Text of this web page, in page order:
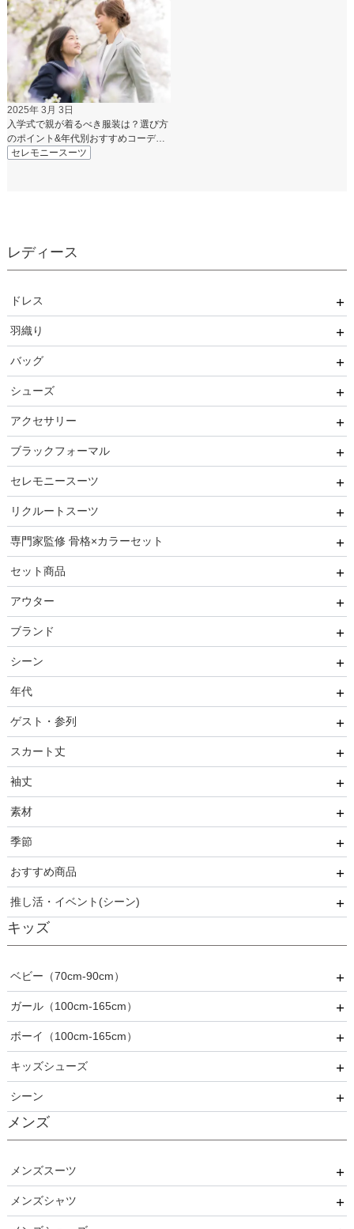
2025年 3月 3日
入学式で親が着るべき服装は？選び方
のポイント&年代別おすすめコーデを
紹介
セレモニースーツ
レディース
ドレス
ワンピース
パンツ
セットアップ
オールインワン
ブライズメイド
ルルティオリジナル
マザードレス
羽織り
ボレロ
ショール
ジャケット
カーディガン
その他
バッグ
サブバッグ
クラッチバッグ
ハンドバッグ
持ち手あり
持ち手なし
シューズ
ヒール
ストラップ付き
フラット
アクセサリー
ネックレス
ヘアーアクセサリー
イヤリング
ベルト
その他
ブレスレット
ブラックフォーマル
ブラックフォーマル
小物セット
セレモニースーツ
セレモニースーツ
セレモニー小物
リクルートスーツ
リクルートスーツセット
専門家監修 骨格×カラーセット
推しに会う日はこれ♡
高級レストランにぴったり！洗練された夜の装い
初めての結婚式参列はこれで間違いない！
ご親族・マザードレス風
同窓会に着ていきたい憧れドレスはこれ♡
ワンランク上を叶える謝恩会ドレス
好印象セレモニーコーデ 初めての卒園式もこれ一着で安心
♡
セット商品
8点セット(ドレス＋小物7点)
6点セット(ドレス＋小物5点)
4点セット（ドレス＋小物3点）
アウター
ファー
ジャケット
コート
ブランド
AIMER
CELFORD
FRAY I.D
SNIDEL
kaene
Phase Eight
REWAKES
シーン
結婚式・パーティ
成人式・同窓会
入卒・セレモニー
食事・挨拶
仏事
面接・入学式
年代
20代
30代
40代
50代
60代以上
ゲスト・参列
友人
親族
いとこ
職場
スカート丈
ミニ・ショート・膝上
膝丈
ミモレ丈・ひざ下
ロング
袖丈
袖あり
ノースリーブ
半袖
5分丈・7分丈
長袖
素材
レース・チュール
刺繍
ビジュー・スパンコール
フリル
ベロア
季節
春
夏
秋
オールシーズン
おすすめ商品
おすすめ商品
推し活・イベント(シーン)
推し活・イベント
キッズ
ベビー（70cm-90cm）
ドレス
スーツ
カジュアル
ガール（100cm-165cm）
フォーマル
ドレス
ボーイ（100cm-165cm）
スーツ
その他衣装
キッズシューズ
ローファー
キッズパンプス
シーン
結婚式
入学式
卒園式
メンズ
メンズスーツ
パーティー
メンズシャツ